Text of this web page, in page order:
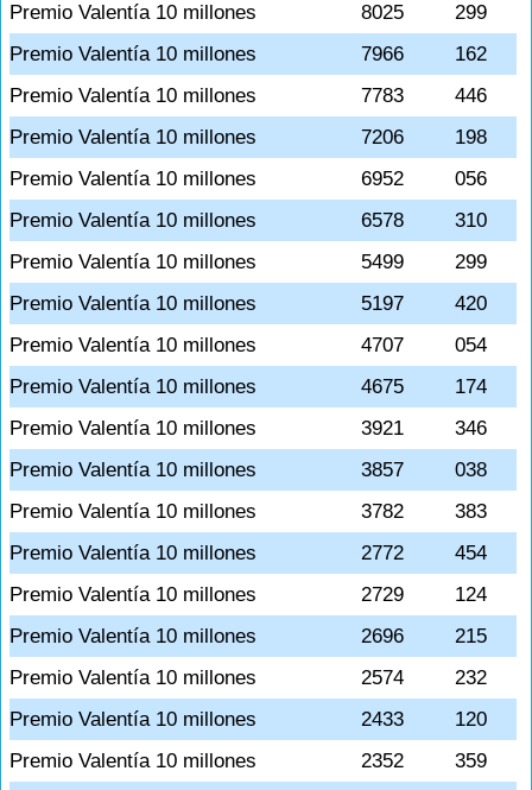
Premio Valentía 10 millones
8025
299
Premio Valentía 10 millones
7966
162
Premio Valentía 10 millones
7783
446
Premio Valentía 10 millones
7206
198
Premio Valentía 10 millones
6952
056
Premio Valentía 10 millones
6578
310
Premio Valentía 10 millones
5499
299
Premio Valentía 10 millones
5197
420
Premio Valentía 10 millones
4707
054
Premio Valentía 10 millones
4675
174
Premio Valentía 10 millones
3921
346
Premio Valentía 10 millones
3857
038
Premio Valentía 10 millones
3782
383
Premio Valentía 10 millones
2772
454
Premio Valentía 10 millones
2729
124
Premio Valentía 10 millones
2696
215
Premio Valentía 10 millones
2574
232
Premio Valentía 10 millones
2433
120
Premio Valentía 10 millones
2352
359